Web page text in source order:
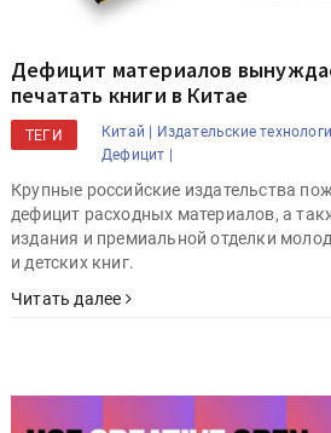
Дефицит материалов
печатать книги в Китае
ТЕГИ Китай | Издательские
Дефицит |
Крупные российские издательства
дефицит расходных материалов, а
издания и премиальной отделки
и детских книг.
Читать далее